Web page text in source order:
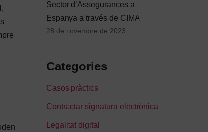
Sector d’Assegurances a
Espanya a través de CIMA
28 de novembre de 2023
Categories
Casos pràctics
Contractar signatura electrònica
Legalitat digital